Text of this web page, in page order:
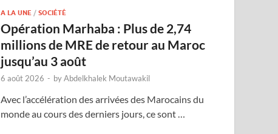
A LA UNE /SOCIÉTÉ
Opération Marhaba : Plus de 2,74
millions de MRE de retour au Maroc
jusqu’au 3 août
6 août 2026 - byAbdelkhalek Moutawakil
Avec l’accélération des arrivées des Marocains du
monde au cours des derniers jours, ce sont …